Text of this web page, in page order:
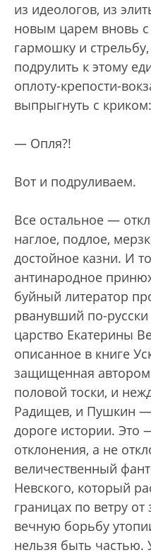
из идеологов, из
новым царем вновь c
гармошку и
подрулить к этому
оплоту-крепости-
выпрыгнуть с криком:
— Опля?!
Вот и подруливаем.
Все остальное —
наглое, подлое,
достойное казни. И
антинародное
буйный литератор
рванувший по-русски
царство Екатерины
описанное в книге
защищенная
половой тоски, и
Радищев, и Пушкин
дороге истории.
отклонения, а не
величественный
Невского, который
границах по ветру
вечную борьбу
нельзя быть частью.